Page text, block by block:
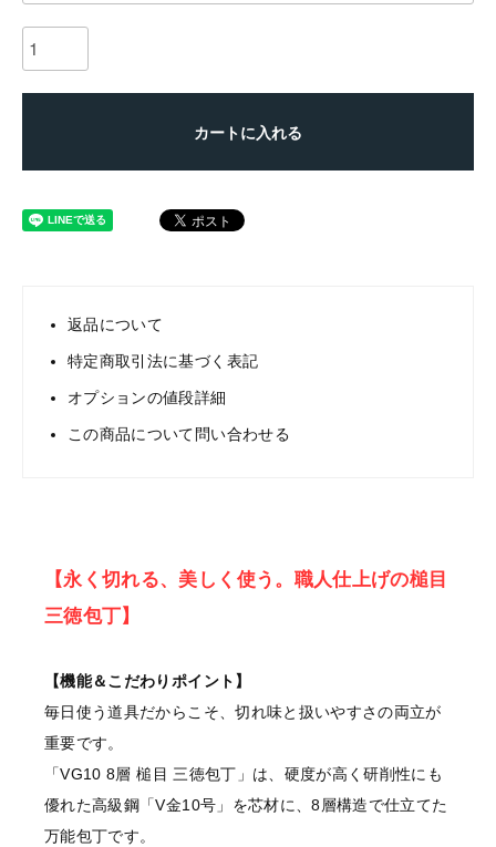
カートに入れる
返品について
特定商取引法に基づく表記
オプションの値段詳細
この商品について問い合わせる
【永く切れる、美しく使う。職人仕上げの槌目
三徳包丁】
【機能＆こだわりポイント】
毎日使う道具だからこそ、切れ味と扱いやすさの両立が
重要です。
「VG10 8層 槌目 三徳包丁」は、硬度が高く研削性にも
優れた高級鋼「V金10号」を芯材に、8層構造で仕立てた
万能包丁です。